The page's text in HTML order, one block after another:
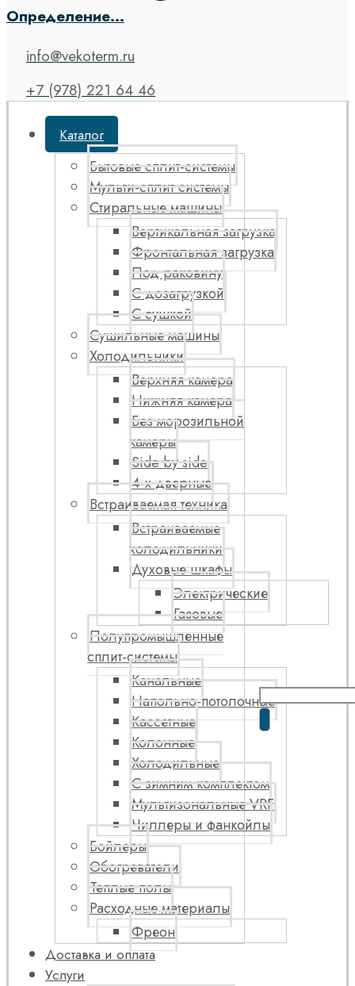
Определение...
info@vekoterm.ru
+7 (978) 221 64 46
Каталог
Бытовые сплит-системы
Мульти-сплит системы
Стиральные машины
Вертикальная загрузка
Фронтальная загрузка
Под раковину
С дозагрузкой
С сушкой
Сушильные машины
Холодильники
Верхняя камера
Нижняя камера
Без морозильной
камеры
Side by side
4-х дверные
Встраиваемая техника
Встраиваемые
холодильники
Духовые шкафы
Электрические
Газовые
Полупромышленные
сплит-системы
Канальные
Напольно-потолочные
Кассетные
Колонные
Холодильные
С зимним комплектом
Мультизональные VRF
Чиллеры и фанкойлы
Бойлеры
Обогреватели
Теплые полы
Расходные материалы
Фреон
Доставка и оплата
Услуги